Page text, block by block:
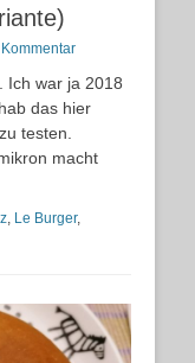
Ich war ja 2018
das hier
testen.
macht
Le Burger,